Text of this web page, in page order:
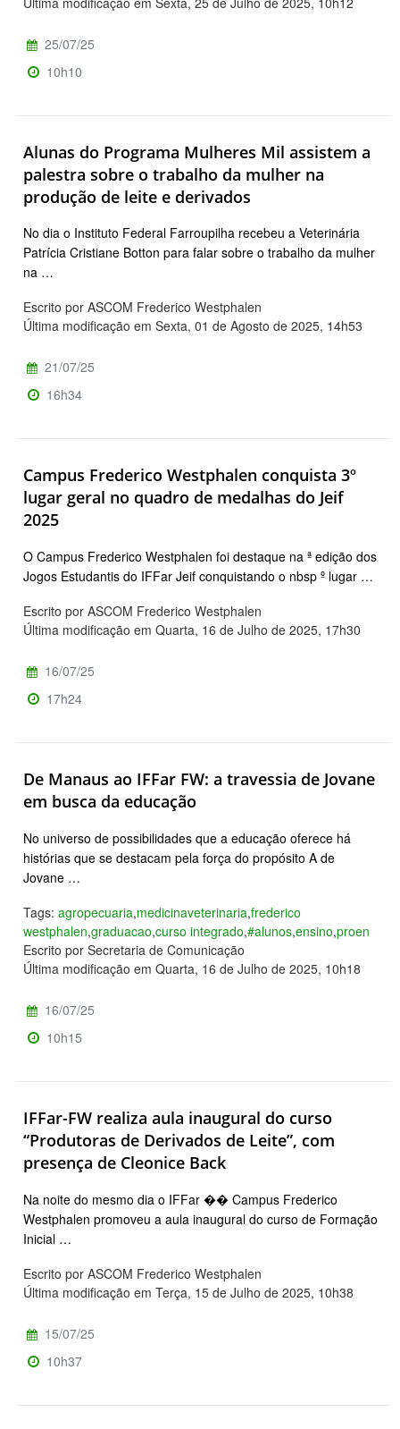
25/07/25
10h10
Alunas do Programa Mulheres Mil assistem a
palestra sobre o trabalho da mulher na
produção de leite e derivados
No dia o Instituto Federal Farroupilha recebeu a Veterinária
Patrícia Cristiane Botton para falar sobre o trabalho da mulher
na …
Escrito por ASCOM Frederico Westphalen
Última modificação em Sexta, 01 de Agosto de 2025, 14h53
21/07/25
16h34
Campus Frederico Westphalen conquista 3º
lugar geral no quadro de medalhas do Jeif
2025
O Campus Frederico Westphalen foi destaque na ª edição dos
Jogos Estudantis do IFFar Jeif conquistando o nbsp º lugar …
Escrito por ASCOM Frederico Westphalen
Última modificação em Quarta, 16 de Julho de 2025, 17h30
16/07/25
17h24
De Manaus ao IFFar FW: a travessia de Jovane
em busca da educação
No universo de possibilidades que a educação oferece há
histórias que se destacam pela força do propósito A de
Jovane …
Tags: agropecuaria,medicinaveterinaria,frederico
westphalen,graduacao,curso integrado,#alunos,ensino,proen
Escrito por Secretaria de Comunicação
Última modificação em Quarta, 16 de Julho de 2025, 10h18
16/07/25
10h15
IFFar-FW realiza aula inaugural do curso
“Produtoras de Derivados de Leite”, com
presença de Cleonice Back
Na noite do mesmo dia o IFFar �� Campus Frederico
Westphalen promoveu a aula inaugural do curso de Formação
Inicial …
Escrito por ASCOM Frederico Westphalen
Última modificação em Terça, 15 de Julho de 2025, 10h38
15/07/25
10h37